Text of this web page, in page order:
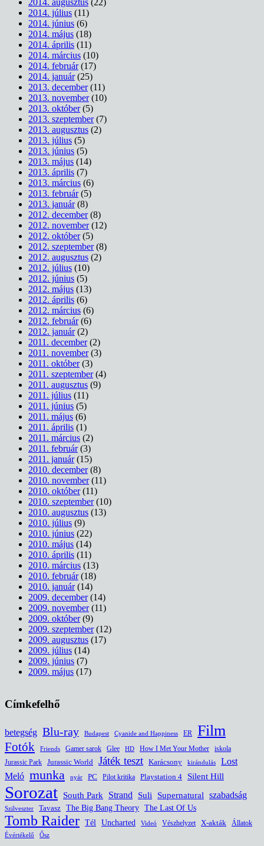
2014. augusztus (22)
2014. július (11)
2014. június (6)
2014. május (18)
2014. április (11)
2014. március (10)
2014. február(17)
2014. január(25)
2013. december(11)
2013. november(10)
2013. október(5)
2013. szeptember(7)
2013. augusztus (2)
2013. július (5)
2013. június (5)
2013. május (14)
2013. április (7)
2013. március (6)
2013. február(5)
2013. január(8)
2012. december(8)
2012. november(12)
2012. október(5)
2012. szeptember(8)
2012. augusztus (2)
2012. július (10)
2012. június (5)
2012. május (13)
2012. április (6)
2012. március (6)
2012. február(6)
2012. január(2)
2011. december(2)
2011. november(3)
2011. október(3)
2011. szeptember(4)
2011. augusztus (9)
2011. július (11)
2011. június (5)
2011. május (6)
2011. április (1)
2011. március (2)
2011. február(3)
2011. január(15)
2010. december(8)
2010. november(11)
2010. október(11)
2010. szeptember(10)
2010. augusztus (13)
2010. július (9)
2010. június (22)
2010. május (14)
2010. április (11)
2010. március (13)
2010. február(18)
2010. január(14)
2009. december(14)
2009. november(11)
2009. október(9)
2009. szeptember(12)
2009. augusztus (17)
2009. július (14)
2009. június (7)
2009. május (17)
Címkefelhő
betegség Blu-ray Budapest Cyanide and Happiness ER Film
Fotók Friends Gamer sarok Glee HD How I Met Your Mother
iskola
Jurassic Park
Jurassic World Játék teszt Karácsony kirándulás Lost
Meló munka nyár PC Pilot kritika Playstation 4 Silent Hill
Sorozat South Park Strand Suli Supernatural szabadság
Szilveszter Tavasz The Big Bang Theory The Last Of Us
Tomb Raider Tél Uncharted Videó Vészhelyzet X-akták Állatok
Évértékelő Ősz